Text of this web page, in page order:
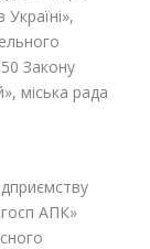
Закону
міська рада
АПК»